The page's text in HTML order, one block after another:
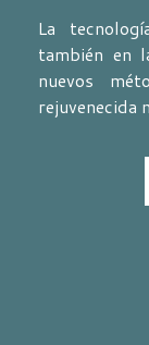
La
también en
nuevos
rejuvenecida